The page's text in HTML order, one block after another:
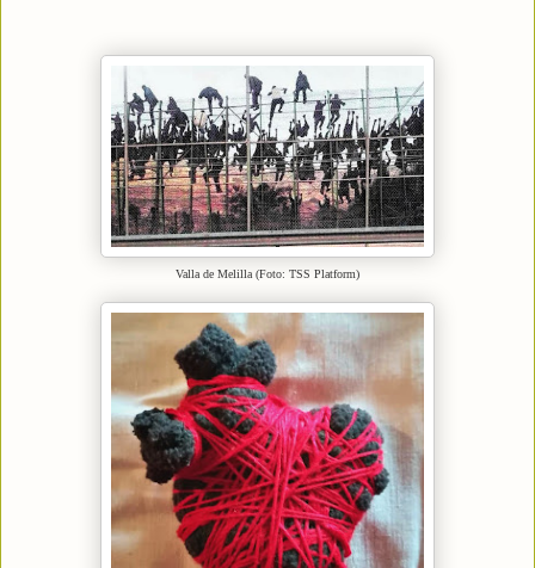
Valla de Melilla (Foto: TSS Platform)